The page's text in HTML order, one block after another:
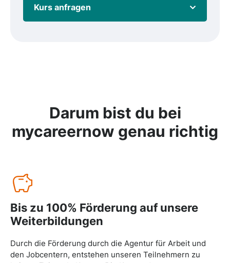
Kurs anfragen
Darum bist du bei
mycareernow genau richtig
Bis zu 100% Förderung auf unsere
Weiterbildungen
Durch die Förderung durch die Agentur für Arbeit und
den Jobcentern, entstehen unseren Teilnehmern zu